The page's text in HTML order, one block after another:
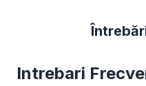
Intrebari